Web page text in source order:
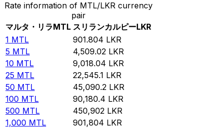
Rate information of MTL/LKR currency
pair
マルタ・リラMTL スリランカルピーLKR
1 MTL 901.804 LKR
5 MTL 4,509.02 LKR
10 MTL 9,018.04 LKR
25 MTL 22,545.1 LKR
50 MTL 45,090.2 LKR
100 MTL 90,180.4 LKR
500 MTL 450,902 LKR
1,000 MTL 901,804 LKR